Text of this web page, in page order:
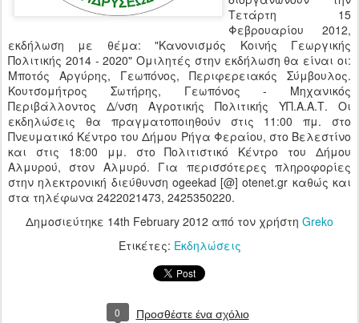
Τετάρτη 15
Φεβρουαρίου 2012,
εκδήλωση με θέμα: "Κανονισμός Κοινής Γεωργικής
Πολιτικής 2014 - 2020" Ομιλητές στην εκδήλωση θα είναι οι:
Μποτός Αργύρης, Γεωπόνος, Περιφερειακός Σύμβουλος.
Κουτσομήτρος Σωτήρης, Γεωπόνος - Μηχανικός
Περιβάλλοντος Δ/νση Αγροτικής Πολιτικής ΥΠ.Α.Α.Τ. Οι
εκδηλώσεις θα πραγματοποιηθούν στις 11:00 πμ. στο
Πνευματικό Κέντρο του Δήμου Ρήγα Φεραίου, στο Βελεστίνο
και στις 18:00 μμ. στο Πολιτιστικό Κέντρο του Δήμου
Αλμυρού, στον Αλμυρό. Για περισσότερες πληροφορίες
στην ηλεκτρονική διεύθυνση ogeekad [@] otenet.gr καθώς και
στα τηλέφωνα 2422021473, 2425350220.
Δημοσιεύτηκε 14th February 2012 από τον χρήστη Greko
Ετικέτες: Εκδηλώσεις
0 Προσθέστε ένα σχόλιο